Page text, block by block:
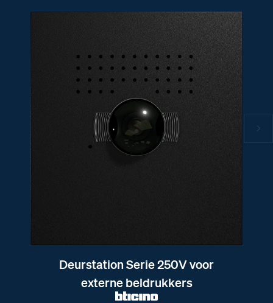
Deurstation Serie 250V voor
externe beldrukkers